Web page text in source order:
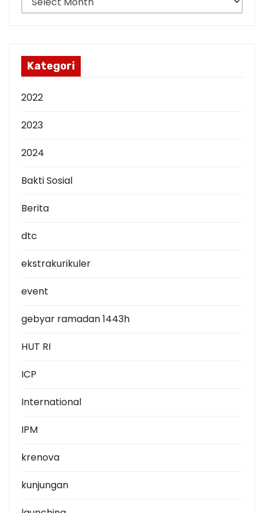
n
r
Kategori
2022
2023
2024
Bakti Sosial
Berita
dtc
ekstrakurikuler
event
gebyar ramadan 1443h
HUT RI
ICP
International
IPM
krenova
kunjungan